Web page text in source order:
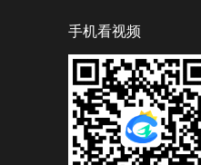
手机看视频